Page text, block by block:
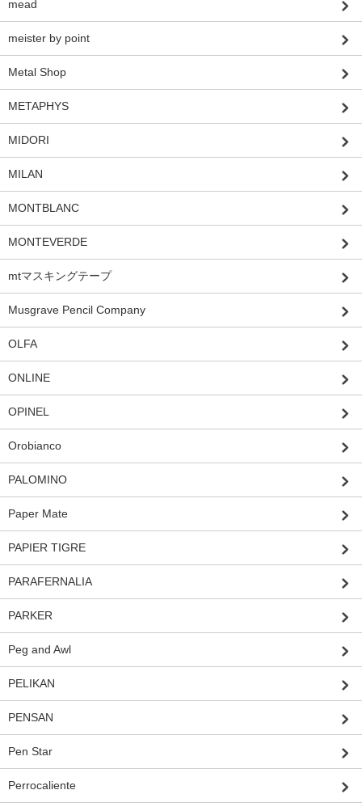
mead
meister by point
Metal Shop
METAPHYS
MIDORI
MILAN
MONTBLANC
MONTEVERDE
mtマスキングテープ
Musgrave Pencil Company
OLFA
ONLINE
OPINEL
Orobianco
PALOMINO
Paper Mate
PAPIER TIGRE
PARAFERNALIA
PARKER
Peg and Awl
PELIKAN
PENSAN
Pen Star
Perrocaliente